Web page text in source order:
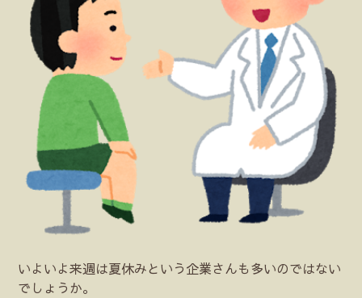
いよいよ来週は夏休みという企業さんも多いのではない
でしょうか。